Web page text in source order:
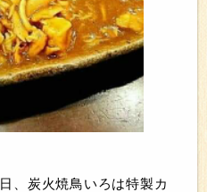
、炭火焼鳥いろは特製カ